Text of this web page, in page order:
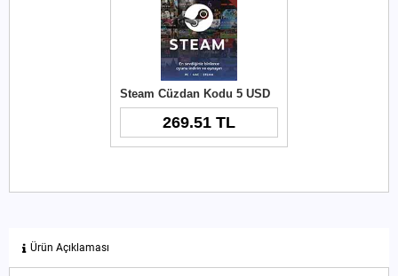
Steam Cüzdan Kodu 5 USD
269.51 TL
Ürün Açıklaması